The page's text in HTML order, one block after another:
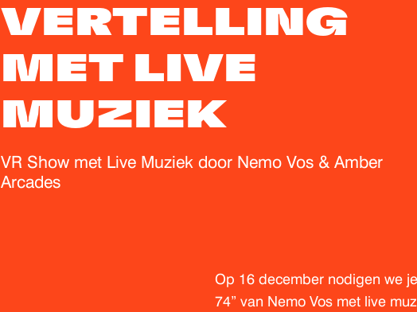
VERTELLING
MET LIVE
MUZIEK
VR Show met Live Muziek door Nemo Vos & Amber
Arcades
Op 16 december nodigen we
74” van Nemo Vos met live